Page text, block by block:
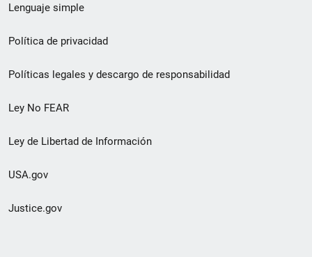
de
pie
de
página
Lenguaje simple
Política de privacidad
Políticas legales y descargo de responsabilidad
Ley No FEAR
Ley de Libertad de Información
USA.gov
Justice.gov